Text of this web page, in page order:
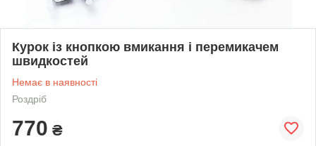
Курок із кнопкою вмикання і перемикачем
швидкостей
Немає в наявності
Роздріб
770 ₴